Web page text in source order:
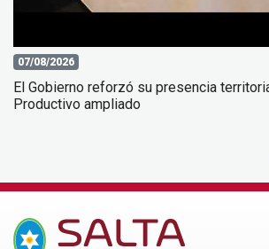
07/08/2026
El Gobierno reforzó su presencia
Productivo ampliado